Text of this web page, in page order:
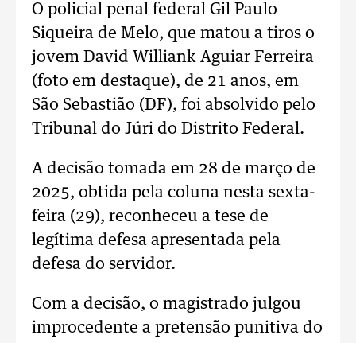
O policial penal federal Gil Paulo
Siqueira de Melo, que matou a tiros o
jovem David Williank Aguiar Ferreira
(foto em destaque), de 21 anos, em
São Sebastião (DF), foi absolvido pelo
Tribunal do Júri do Distrito Federal.
A decisão tomada em 28 de março de
2025, obtida pela coluna nesta sexta-
feira (29), reconheceu a tese de
legítima defesa apresentada pela
defesa do servidor.
Com a decisão, o magistrado julgou
improcedente a pretensão punitiva do